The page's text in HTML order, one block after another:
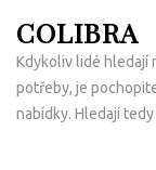
na
obsah
(Enter)
COLIBRA
Kdykoliv lidé hledají
potřeby, je
nabídky. Hledají tedy